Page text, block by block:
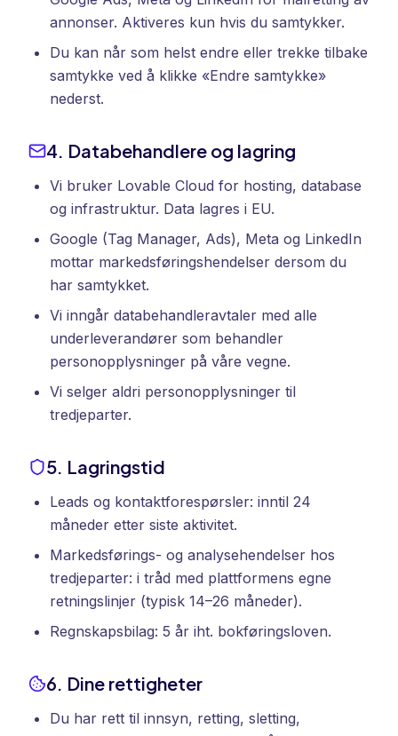
annonser. Aktiveres kun hvis du samtykker.
Du kan når som helst endre eller trekke tilbake
samtykke ved å klikke «Endre samtykke»
nederst.
4. Databehandlere og lagring
Vi bruker Lovable Cloud for hosting, database
og infrastruktur. Data lagres i EU.
Google (Tag Manager, Ads), Meta og LinkedIn
mottar markedsføringshendelser dersom du
har samtykket.
Vi inngår databehandleravtaler med alle
underleverandører som behandler
personopplysninger på våre vegne.
Vi selger aldri personopplysninger til
tredjeparter.
5. Lagringstid
Leads og kontaktforespørsler: inntil 24
måneder etter siste aktivitet.
Markedsførings- og analysehendelser hos
tredjeparter: i tråd med plattformens egne
retningslinjer (typisk 14–26 måneder).
Regnskapsbilag: 5 år iht. bokføringsloven.
6. Dine rettigheter
Du har rett til innsyn, retting, sletting,